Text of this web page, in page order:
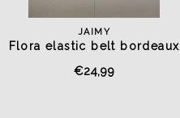
JAIMY
Flora elastic belt bordeaux
€24,99